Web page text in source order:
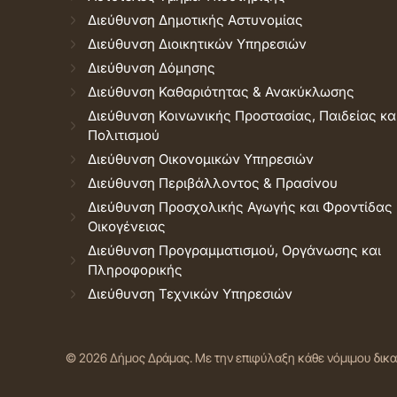
Διεύθυνση Δημοτικής Αστυνομίας
Διεύθυνση Διοικητικών Υπηρεσιών
Διεύθυνση Δόμησης
Διεύθυνση Καθαριότητας & Ανακύκλωσης
Διεύθυνση Κοινωνικής Προστασίας, Παιδείας
Πολιτισμού
Διεύθυνση Οικονομικών Υπηρεσιών
Διεύθυνση Περιβάλλοντος & Πρασίνου
Διεύθυνση Προσχολικής Αγωγής και Φροντίδας
Οικογένειας
Διεύθυνση Προγραμματισμού, Οργάνωσης και
Πληροφορικής
Διεύθυνση Τεχνικών Υπηρεσιών
© 2026 Δήμος Δράμας. Με την επιφύλαξη κάθε νόμιμου